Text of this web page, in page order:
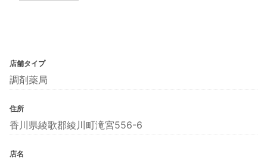
店舗タイプ
調剤薬局
住所
香川県綾歌郡綾川町滝宮556-6
店名